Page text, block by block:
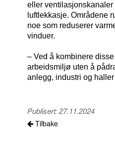
eller
luftlekkasje. Områdene
noe som reduserer
vinduer.
– Ved å kombinere
arbeidsmiljø uten å
anlegg, industri og
Publisert:27.11.2024
Tilbake